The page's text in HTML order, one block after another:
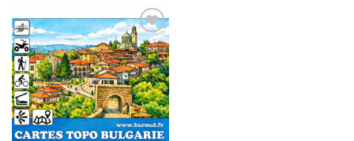
Ajouter
à la liste
de
souhaits